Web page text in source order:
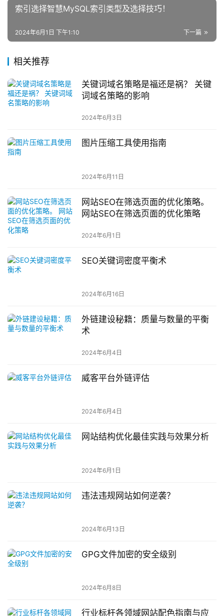
索引选择智慧MySQL索引类型及选择技巧！
下一篇
2024年6月1日 下午1:10
相关推荐
关键词域名策略是福还是祸？ 关键
词域名策略的影响
2024年6月3日
图片压缩工具使用指南
2024年6月11日
网站SEO在筛选页面的优化策略。
网站SEO在筛选页面的优化策略
2024年6月1日
SEO关键词密度平衡术
2024年6月16日
外链建设秘籍：质量与数量的平衡
术
2024年6月4日
威客平台外链评估
2024年6月4日
网站结构优化最佳实践与效果分析
2024年6月1日
违法违规网站如何逆袭？
2024年6月13日
GPG文件加密的安全级别
2024年6月8日
行业标杆各领域网站配色指南与应